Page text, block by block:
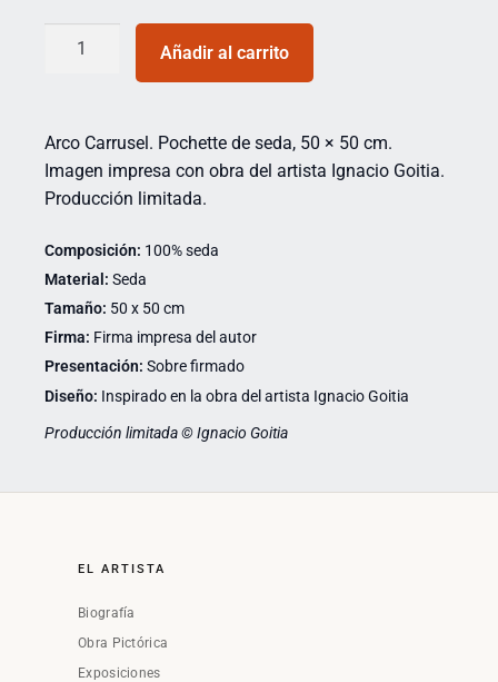
Añadir al carrito
Arco Carrusel. Pochette de seda, 50 × 50 cm.
Imagen impresa con obra del artista Ignacio Goitia.
Producción limitada.
Composición: 100% seda
Material: Seda
Tamaño: 50 x 50 cm
Firma: Firma impresa del autor
Presentación: Sobre firmado
Diseño: Inspirado en la obra del artista Ignacio Goitia
Producción limitada © Ignacio Goitia
EL ARTISTA
Biografía
Obra Pictórica
Exposiciones